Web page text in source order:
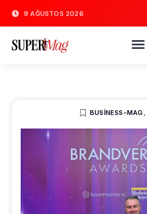
9 AĞUSTOS 2026
BUSINESS-MAG,